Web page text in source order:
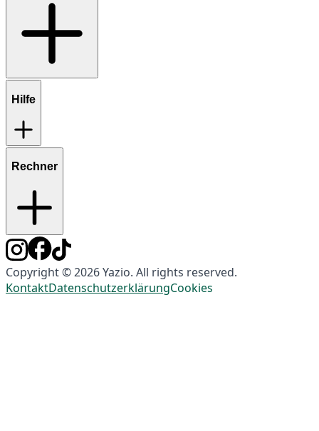
Hilfe
Rechner
Copyright © 2026 Yazio. All rights reserved.
KontaktDatenschutzerklärungCookies